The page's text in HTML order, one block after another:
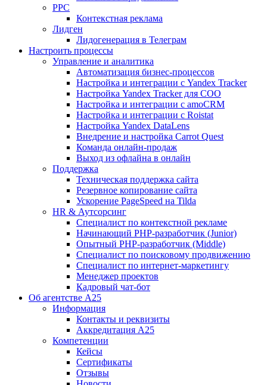
PPC
Контекстная реклама
Лидген
Лидогенерация в Телеграм
Настроить процессы
Управление и аналитика
Автоматизация бизнес-процессов
Настройка и интеграции с Yandex Tracker
Настройка Yandex Tracker для СОО
Настройка и интеграции с amoCRM
Настройка и интеграции с Roistat
Настройка Yandex DataLens
Внедрение и настройка Carrot Quest
Команда онлайн-продаж
Выход из офлайна в онлайн
Поддержка
Техническая поддержка сайта
Резервное копирование сайта
Ускорение PageSpeed на Tilda
HR & Аутсорсинг
Специалист по контекстной рекламе
Начинающий PHP-разработчик (Junior)
Опытный PHP-разработчик (Middle)
Специалист по поисковому продвижению
Специалист по интернет-маркетингу
Менеджер проектов
Кадровый чат-бот
Об агентстве А25
Информация
Контакты и реквизиты
Аккредитация А25
Компетенции
Кейсы
Сертификаты
Отзывы